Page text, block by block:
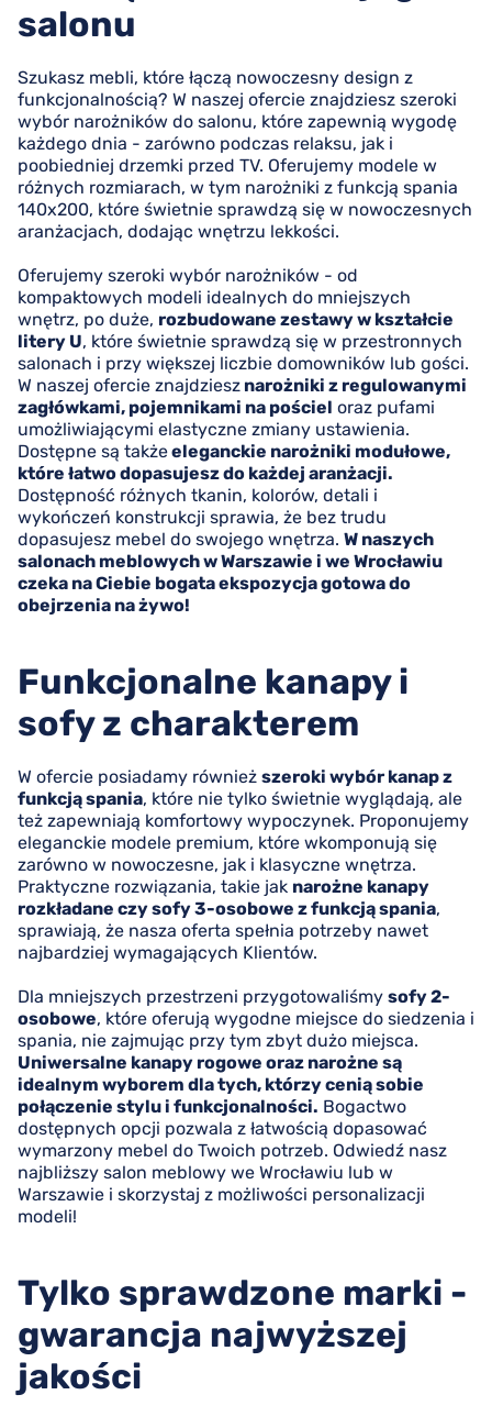
salonu
Szukasz mebli, które łączą nowoczesny design z
funkcjonalnością? W naszej ofercie znajdziesz szeroki
wybór narożników do salonu, które zapewnią wygodę
każdego dnia - zarówno podczas relaksu, jak i
poobiedniej drzemki przed TV. Oferujemy modele w
różnych rozmiarach, w tym narożniki z funkcją spania
140x200, które świetnie sprawdzą się w nowoczesnych
aranżacjach, dodając wnętrzu lekkości.
Oferujemy szeroki wybór narożników - od
kompaktowych modeli idealnych do mniejszych
wnętrz, po duże, rozbudowane zestawy w kształcie
litery U, które świetnie sprawdzą się w przestronnych
salonach i przy większej liczbie domowników lub gości.
W naszej ofercie znajdziesz narożniki z regulowanymi
zagłówkami, pojemnikami na pościel oraz pufami
umożliwiającymi elastyczne zmiany ustawienia.
Dostępne są takżeeleganckie narożniki modułowe,
które łatwo dopasujesz do każdej aranżacji.
Dostępność różnych tkanin, kolorów, detali i
wykończeń konstrukcji sprawia, że bez trudu
dopasujesz mebel do swojego wnętrza. W naszych
salonach meblowych w Warszawie i we Wrocławiu
czeka na Ciebie bogata ekspozycja gotowa do
obejrzenia na żywo!
Funkcjonalne kanapy i
sofy z charakterem
W ofercie posiadamy również szeroki wybór kanap z
funkcją spania, które nie tylko świetnie wyglądają, ale
też zapewniają komfortowy wypoczynek. Proponujemy
eleganckie modele premium, które wkomponują się
zarówno w nowoczesne, jak i klasyczne wnętrza.
Praktyczne rozwiązania, takie jak narożne kanapy
rozkładane czy sofy 3-osobowe z funkcją spania,
sprawiają, że nasza oferta spełnia potrzeby nawet
najbardziej wymagających Klientów.
Dla mniejszych przestrzeni przygotowaliśmy sofy 2-
osobowe, które oferują wygodne miejsce do siedzenia i
spania, nie zajmując przy tym zbyt dużo miejsca.
Uniwersalne kanapy rogowe oraz narożne są
idealnym wyborem dla tych, którzy cenią sobie
połączenie stylu i funkcjonalności. Bogactwo
dostępnych opcji pozwala z łatwością dopasować
wymarzony mebel do Twoich potrzeb. Odwiedź nasz
najbliższy salon meblowy we Wrocławiu lub w
Warszawie i skorzystaj z możliwości personalizacji
modeli!
Tylko sprawdzone marki -
gwarancja najwyższej
jakości